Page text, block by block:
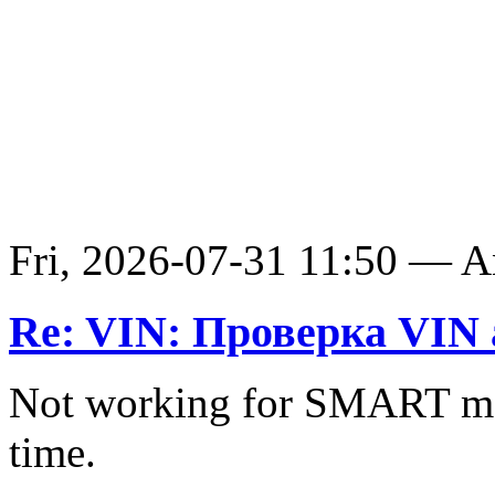
Fri, 2026-07-31 11:50 —
Re: VIN: Проверка VIN
Not working for SMART
time.